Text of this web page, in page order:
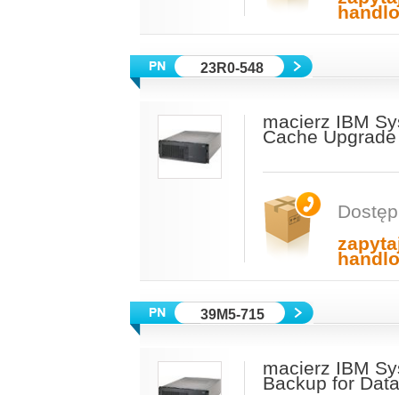
23R0-548
macierz IBM
Cache
39M5-715
macierz IBM
Backup for